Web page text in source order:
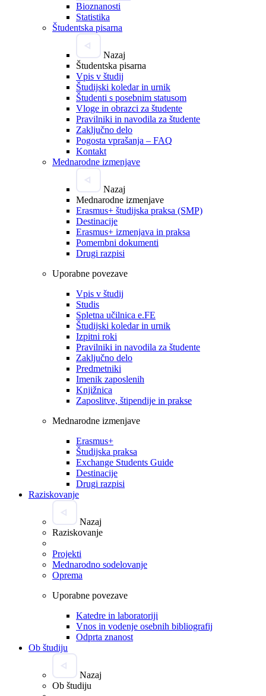
Bioznanosti
Statistika
Študentska pisarna
Nazaj
Študentska pisarna
Vpis v študij
Študijski koledar in urnik
Študenti s posebnim statusom
Vloge in obrazci za študente
Pravilniki in navodila za študente
Zaključno delo
Pogosta vprašanja – FAQ
Kontakt
Mednarodne izmenjave
Nazaj
Mednarodne izmenjave
Erasmus+ študijska praksa (SMP)
Destinacije
Erasmus+ izmenjava in praksa
Pomembni dokumenti
Drugi razpisi
Uporabne povezave
Vpis v študij
Studis
Spletna učilnica e.FE
Študijski koledar in urnik
Izpitni roki
Pravilniki in navodila za študente
Zaključno delo
Predmetniki
Imenik zaposlenih
Knjižnica
Zaposlitve, štipendije in prakse
Mednarodne izmenjave
Erasmus+
Študijska praksa
Exchange Students Guide
Destinacije
Drugi razpisi
Raziskovanje
Nazaj
Raziskovanje
Projekti
Mednarodno sodelovanje
Oprema
Uporabne povezave
Katedre in laboratoriji
Vnos in vodenje osebnih bibliografij
Odprta znanost
Ob študiju
Nazaj
Ob študiju